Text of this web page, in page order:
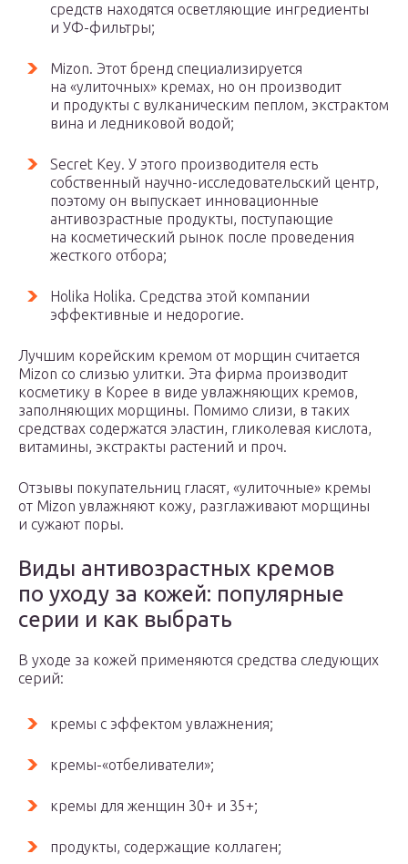
средств находятся осветляющие ингредиенты
и УФ-фильтры;
Mizon. Этот бренд специализируется
на «улиточных» кремах, но он производит
и продукты с вулканическим пеплом, экстрактом
вина и ледниковой водой;
Secret Key. У этого производителя есть
собственный научно-исследовательский центр,
поэтому он выпускает инновационные
антивозрастные продукты, поступающие
на косметический рынок после проведения
жесткого отбора;
Holika Holika. Средства этой компании
эффективные и недорогие.
Лучшим корейским кремом от морщин считается
Mizon со слизью улитки. Эта фирма производит
косметику в Корее в виде увлажняющих кремов,
заполняющих морщины. Помимо слизи, в таких
средствах содержатся эластин, гликолевая кислота,
витамины, экстракты растений и проч.
Отзывы покупательниц гласят, «улиточные» кремы
от Mizon увлажняют кожу, разглаживают морщины
и сужают поры.
Виды антивозрастных кремов
по уходу за кожей: популярные
серии и как выбрать
В уходе за кожей применяются средства следующих
серий:
кремы с эффектом увлажнения;
кремы-«отбеливатели»;
кремы для женщин 30+ и 35+;
продукты, содержащие коллаген;